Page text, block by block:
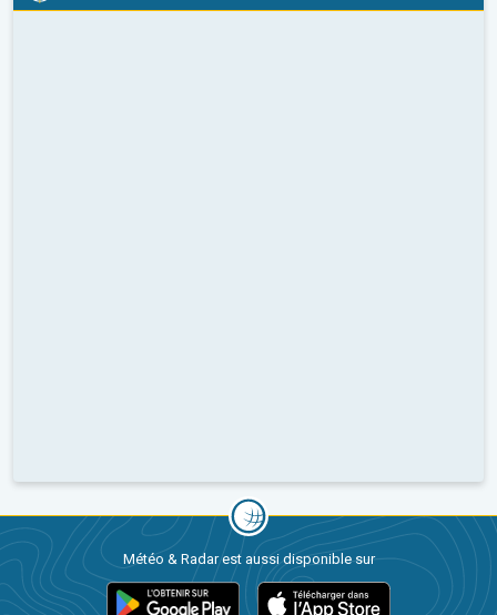
Météo & Radar est aussi disponible sur